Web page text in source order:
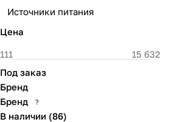
Источники питания
Цена
Под заказ
Бренд
Бренд
?
В наличии (86)